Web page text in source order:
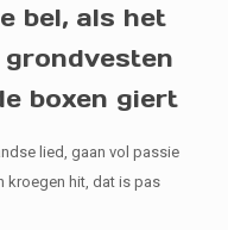
bel, als het
boxen giert
lied, gaan vol passie
kroegen hit, dat is pas